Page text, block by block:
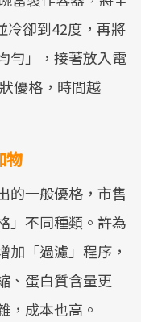
冷卻到42度，再將
勻」，接著放入電
優格，時間越
物
的一般優格，市售
」不同種類。許為
加「過濾」程序，
、蛋白質含量更
，成本也高。